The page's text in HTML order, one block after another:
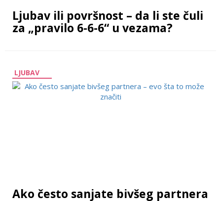
Ljubav ili površnost – da li ste čuli
za „pravilo 6-6-6“ u vezama?
LJUBAV
Ako često sanjate bivšeg partnera